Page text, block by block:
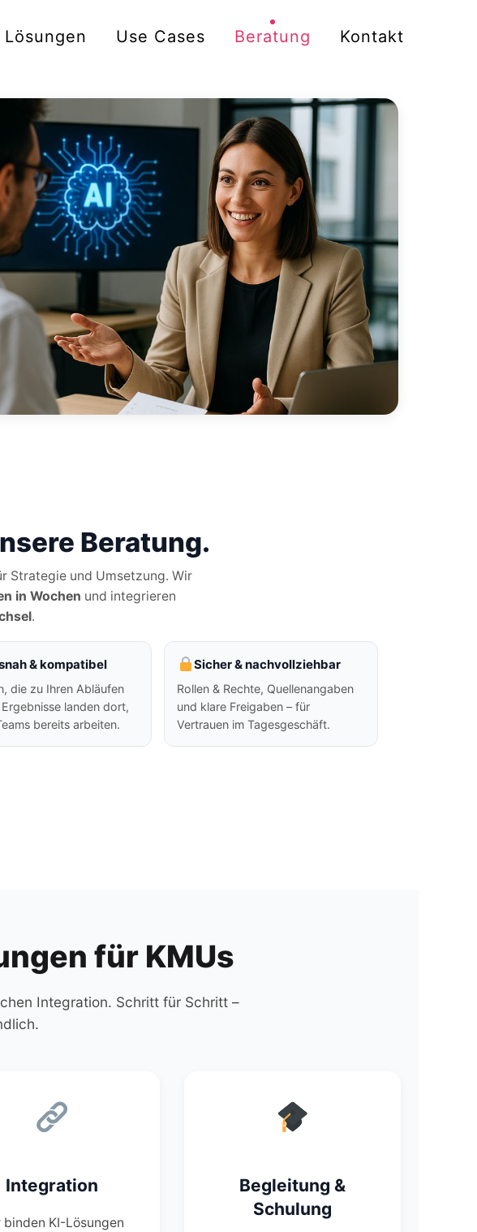
Lösungen Use Cases Beratung Kontakt
Beratung.
Strategie und Umsetzung. Wir
in Wochen und integrieren
.
& kompatibel
die zu Ihren Abläufen
Ergebnisse landen dort,
bereits arbeiten.
Sicher & nachvollziehbar
Rollen & Rechte, Quellenangaben
und klare Freigaben – für
Vertrauen im Tagesgeschäft.
für KMUs
Integration. Schritt für Schritt –
Integration
binden KI-Lösungen
Begleitung &
Schulung